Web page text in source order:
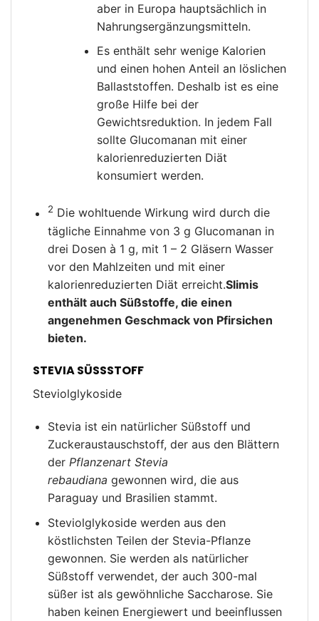
aber in Europa hauptsächlich in
Nahrungsergänzungsmitteln.
Es enthält sehr wenige Kalorien
und einen hohen Anteil an löslichen
Ballaststoffen. Deshalb ist es eine
große Hilfe bei der
Gewichtsreduktion. In jedem Fall
sollte Glucomanan mit einer
kalorienreduzierten Diät
konsumiert werden.
2 Die wohltuende Wirkung wird durch die
tägliche Einnahme von 3 g Glucomanan in
drei Dosen à 1 g, mit 1 – 2 Gläsern Wasser
vor den Mahlzeiten und mit einer
kalorienreduzierten Diät erreicht.Slimis
enthält auch Süßstoffe, die einen
angenehmen Geschmack von Pfirsichen
bieten.
STEVIA SÜSSSTOFF
Steviolglykoside
Stevia ist ein natürlicher Süßstoff und
Zuckeraustauschstoff, der aus den Blättern
der Pflanzenart Stevia
rebaudiana gewonnen wird, die aus
Paraguay und Brasilien stammt.
Steviolglykoside werden aus den
köstlichsten Teilen der Stevia-Pflanze
gewonnen. Sie werden als natürlicher
Süßstoff verwendet, der auch 300-mal
süßer ist als gewöhnliche Saccharose. Sie
haben keinen Energiewert und beeinflussen